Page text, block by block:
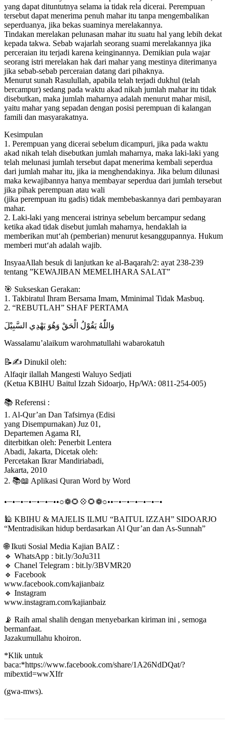
yang dapat dituntutnya selama ia tidak rela dicerai. Perempuan
tersebut dapat menerima penuh mahar itu tanpa mengembalikan
seperduanya, jika bekas suaminya merelakannya.
Tindakan merelakan pelunasan mahar itu suatu hal yang lebih dekat
kepada takwa. Sebab wajarlah seorang suami merelakannya jika
perceraian itu terjadi karena keinginannya. Demikian pula wajar
seorang istri merelakan hak dari mahar yang mestinya diterimanya
jika sebab-sebab perceraian datang dari pihaknya.
Menurut sunah Rasulullah, apabila telah terjadi dukhul (telah
bercampur) sedang pada waktu akad nikah jumlah mahar itu tidak
disebutkan, maka jumlah maharnya adalah menurut mahar misil,
yaitu mahar yang sepadan dengan posisi perempuan di kalangan
famili dan masyarakatnya.
Kesimpulan
1. Perempuan yang dicerai sebelum dicampuri, jika pada waktu
akad nikah telah disebutkan jumlah maharnya, maka laki-laki yang
telah melunasi jumlah tersebut dapat menerima kembali seperdua
dari jumlah mahar itu, jika ia menghendakinya. Jika belum dilunasi
maka kewajibannya hanya membayar seperdua dari jumlah tersebut
jika pihak perempuan atau wali
(jika perempuan itu gadis) tidak membebaskannya dari pembayaran
mahar.
2. Laki-laki yang mencerai istrinya sebelum bercampur sedang
ketika akad tidak disebut jumlah maharnya, hendaklah ia
memberikan mut‘ah (pemberian) menurut kesanggupannya. Hukum
memberi mut‘ah adalah wajib.
InsyaaAllah besuk di lanjutkan ke al-Baqarah/2: ayat 238-239
tentang ”KEWAJIBAN MEMELIHARA SALAT”
🎯 Sukseskan Gerakan:
1. Takbiratul Ihram Bersama Imam, Mminimal Tidak Masbuq.
2. “REBUTLAH” SHAF PERTAMA
وَاللّٰهُ يَقُوْلُ الْحَقْ وَهُوَ يَهْدِي السَّبِيْلَ
Wassalamu’alaikum warohmatullahi wabarokatuh
📝✍ Dinukil oleh:
Alfaqir ilallah Mangesti Waluyo Sedjati
(Ketua KBIHU Baitul Izzah Sidoarjo, Hp/WA: 0811-254-005)
📚 Referensi :
1. Al-Qur’an Dan Tafsirnya (Edisi
yang Disempurnakan) Juz 01,
Departemen Agama RI,
diterbitkan oleh: Penerbit Lentera
Abadi, Jakarta, Dicetak oleh:
Percetakan Ikrar Mandiriabadi,
Jakarta, 2010
2. 📚📖 Aplikasi Quran Word by Word
•┈•┈•┈•┈•┈•┈••○❁🌻💠🌻❁○••┈•┈•┈•┈•┈•┈•
🕌 KBIHU & MAJELIS ILMU “BAITUL IZZAH” SIDOARJO
“Mentradisikan hidup berdasarkan Al Qur’an dan As-Sunnah”
🌐 Ikuti Sosial Media Kajian BAIZ :
🔹 WhatsApp : bit.ly/3oJu311
🔹 Chanel Telegram : bit.ly/3BVMR20
🔹 Facebook
www.facebook.com/kajianbaiz
🔹 Instagram
www.instagram.com/kajianbaiz
📡 Raih amal shalih dengan menyebarkan kiriman ini , semoga
bermanfaat.
Jazakumullahu khoiron.
*Klik untuk
baca:*https://www.facebook.com/share/1A26NdDQat/?
mibextid=wwXIfr
(gwa-mws).